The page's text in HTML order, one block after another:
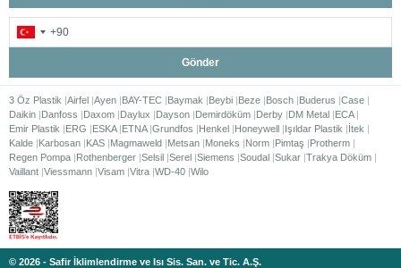
Gönder
3 Öz Plastik Airfel Ayen BAY-TEC Baymak Beybi Beze Bosch Buderus Case
Daikin Danfoss Daxom Daylux Dayson Demirdöküm Derby DM Metal ECA
Emir Plastik
ERG ESKA ETNA Grundfos Henkel Honeywell Işıldar Plastik
İtek
Kalde Karbosan KAS Magmaweld Metsan Moneks Norm Pimtaş
Protherm
Regen Pompa Rothenberger Selsil Serel Siemens Soudal Sukar Trakya Döküm
Vaillant Viessmann Visam Vitra WD-40 Wilo
© 2026 - Safir İklimlendirme ve Isı Sis. San. ve Tic. A.Ş.